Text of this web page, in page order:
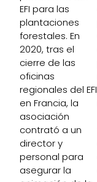
EFI para las
plantaciones
forestales. En
2020, tras el
cierre de las
oficinas
regionales del EFI
en Francia, la
asociación
contrató a un
director y
personal para
asegurar la